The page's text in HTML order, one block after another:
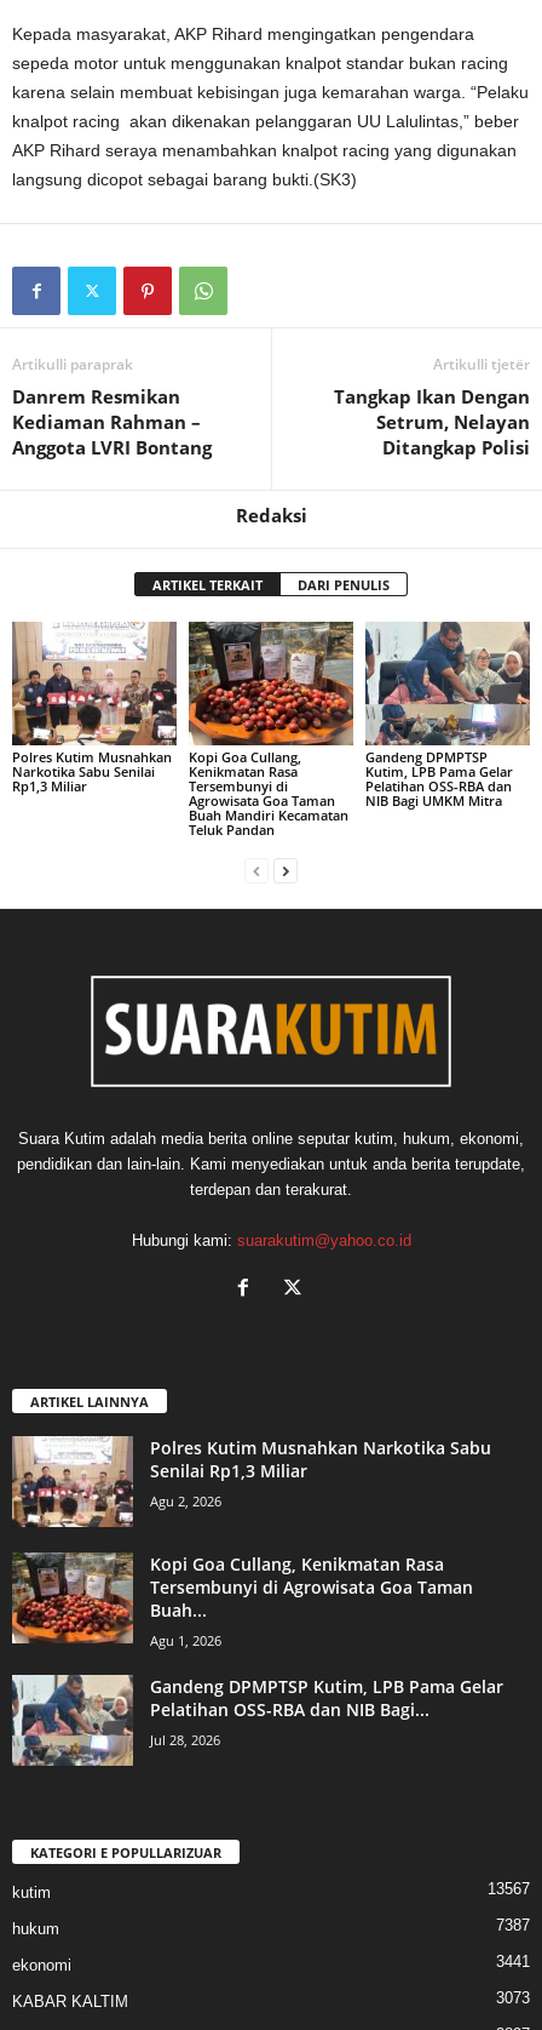
Kepada masyarakat, AKP Rihard mengingatkan pengendara
sepeda motor untuk menggunakan knalpot standar bukan racing
karena selain membuat kebisingan juga kemarahan warga. “Pelaku
knalpot racing akan dikenakan pelanggaran UU Lalulintas,” beber
AKP Rihard seraya menambahkan knalpot racing yang digunakan
langsung dicopot sebagai barang bukti.(SK3)
Artikulli paraprak
Danrem Resmikan
Kediaman Rahman –
Anggota LVRI Bontang
Artikulli tjetër
Tangkap Ikan Dengan
Setrum, Nelayan
Ditangkap Polisi
Redaksi
ARTIKEL TERKAIT DARI PENULIS
Polres Kutim Musnahkan
Narkotika Sabu Senilai
Rp1,3 Miliar
Kopi Goa Cullang,
Kenikmatan Rasa
Tersembunyi di
Agrowisata Goa Taman
Buah Mandiri Kecamatan
Teluk Pandan
Gandeng DPMPTSP
Kutim, LPB Pama Gelar
Pelatihan OSS-RBA dan
NIB Bagi UMKM Mitra
Suara Kutim adalah media berita online seputar kutim, hukum, ekonomi,
pendidikan dan lain-lain. Kami menyediakan untuk anda berita terupdate,
terdepan dan terakurat.
Hubungi kami: suarakutim@yahoo.co.id
ARTIKEL LAINNYA
Polres Kutim Musnahkan Narkotika Sabu
Senilai Rp1,3 Miliar
Agu 2, 2026
Kopi Goa Cullang, Kenikmatan Rasa
Tersembunyi di Agrowisata Goa Taman
Buah...
Agu 1, 2026
Gandeng DPMPTSP Kutim, LPB Pama Gelar
Pelatihan OSS-RBA dan NIB Bagi...
Jul 28, 2026
KATEGORI E POPULLARIZUAR
kutim 13567
hukum 7387
ekonomi 3441
KABAR KALTIM 3073